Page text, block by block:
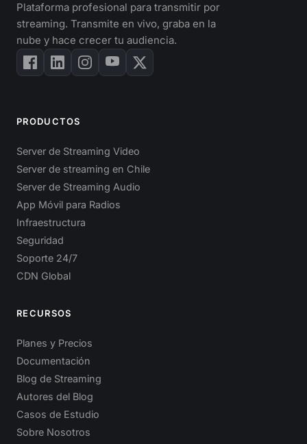
Plataforma profesional para transmitir por
streaming. Transmite en vivo, graba en la
nube y hace crecer tu audiencia.
PRODUCTOS
Server de Streaming Video
Server de streaming en Chile
Server de Streaming Audio
App Móvil para Radios
Infraestructura
Seguridad
Soporte 24/7
CDN Global
RECURSOS
Planes y Precios
Documentación
Blog de Streaming
Autores del Blog
Casos de Estudio
Sobre Nosotros